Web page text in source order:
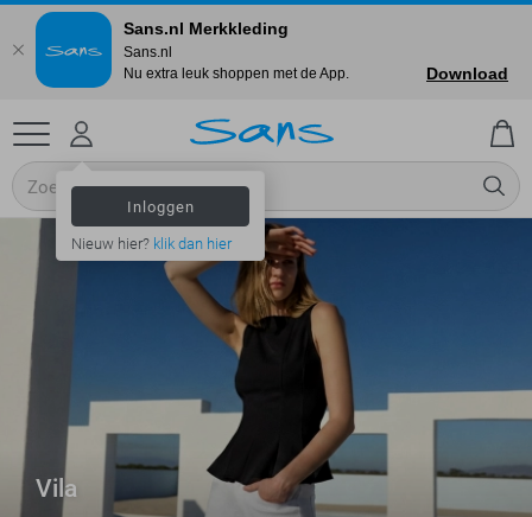
Inloggen
Nieuw hier? klik dan hier
Vila
Sans.nl Merkkleding
Sans.nl
Nu extra leuk shoppen met de App.
Download